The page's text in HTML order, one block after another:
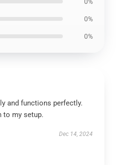
0%
0%
and functions perfectly.
to my setup.
Dec 14, 2024